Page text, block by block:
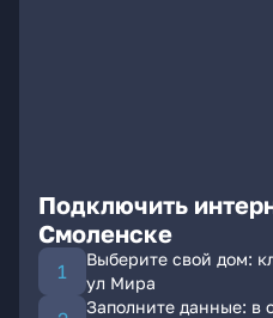
Подключить
Смоленске
Выберите свой дом:
ул Мира
Заполните данные: в